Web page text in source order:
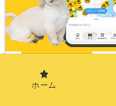
同室宿泊OK
ホーム